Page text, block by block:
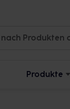
Produkte